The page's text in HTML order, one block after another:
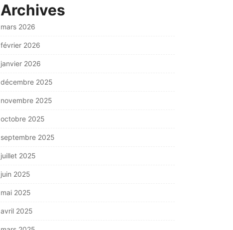
Archives
mars 2026
février 2026
janvier 2026
décembre 2025
novembre 2025
octobre 2025
septembre 2025
juillet 2025
juin 2025
mai 2025
avril 2025